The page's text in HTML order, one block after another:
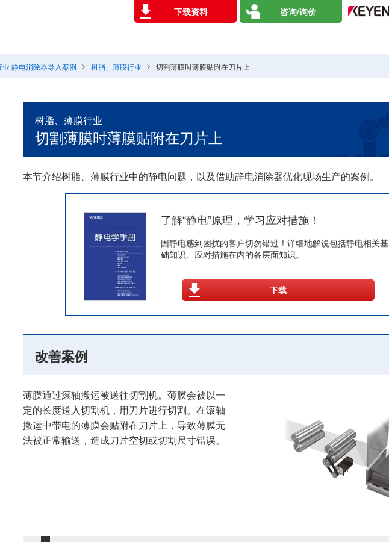
下载资料 咨询/询价
业 静电消除器导入案例 树脂、薄膜行业 切割薄膜时薄膜贴附在刀片上
树脂、薄膜行业
切割薄膜时薄膜贴附在刀片上
本节介绍树脂、薄膜行业中的静电问题，以及借助静电消除器优化现场生产的案例。
了解“静电”原理，学习应对措施！
因静电感到困扰的客户切勿错过！详细地解说包括静电相关基
础知识、应对措施在内的各层面知识。
下载
改善案例
薄膜通过滚轴搬运被送往切割机。薄膜会被以一
定的长度送入切割机，用刀片进行切割。在滚轴
搬运中带电的薄膜会贴附在刀片上，导致薄膜无
法被正常输送，造成刀片空切或切割尺寸错误。